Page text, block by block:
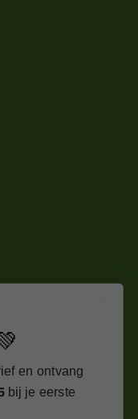
in je
en ontvang
bij je eerste